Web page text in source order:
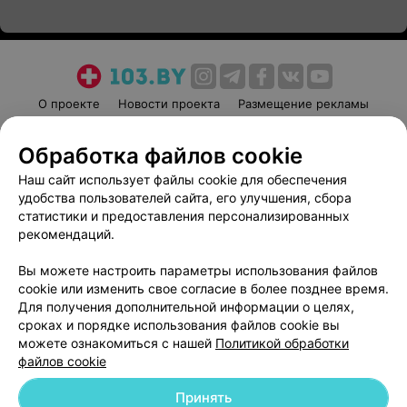
О проекте Новости проекта
Размещение рекламы
Пользовательское соглашение
Способы оплаты
Вакансии
Партнеры
Написать руководителю 103.by
Обработка персональных данных
Обработка файлов cookie
Наш сайт использует файлы cookie для обеспечения
удобства пользователей сайта, его улучшения, сбора
статистики и предоставления персонализированных
рекомендаций.
Вы можете настроить параметры использования файлов
cookie или изменить свое согласие в более позднее время.
Для получения дополнительной информации о целях,
сроках и порядке использования файлов cookie вы
можете ознакомиться с нашей Политикой обработки
файлов cookie
Принять